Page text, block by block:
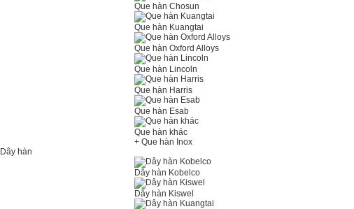
Que hàn Chosun
Que hàn Kuangtai
Que hàn Oxford Alloys
Que hàn Lincoln
Que hàn Harris
Que hàn Esab
Que hàn khác
+ Que hàn Inox
Dây hàn
Dây hàn Kobelco
Dây hàn Kiswel